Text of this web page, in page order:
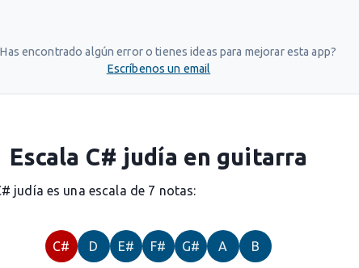
encontrado algún error o tienes ideas para mejorar esta app?
Escríbenos un email
Escala C# judía en guitarra
judía es una escala de 7 notas:
C# D E# F# G# A B